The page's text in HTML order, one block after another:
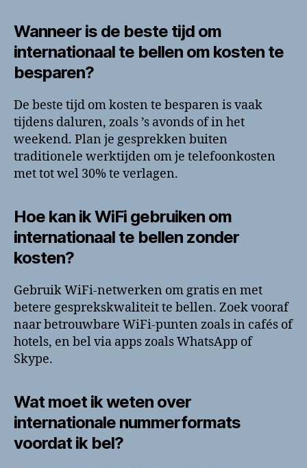
Wanneer is de beste tijd om
internationaal te bellen om kosten te
besparen?
De beste tijd om kosten te besparen is vaak
tijdens daluren, zoals ’s avonds of in het
weekend. Plan je gesprekken buiten
traditionele werktijden om je telefoonkosten
met tot wel 30% te verlagen.
Hoe kan ik WiFi gebruiken om
internationaal te bellen zonder
kosten?
Gebruik WiFi-netwerken om gratis en met
betere gesprekskwaliteit te bellen. Zoek vooraf
naar betrouwbare WiFi-punten zoals in cafés of
hotels, en bel via apps zoals WhatsApp of
Skype.
Wat moet ik weten over
internationale nummerformats
voordat ik bel?